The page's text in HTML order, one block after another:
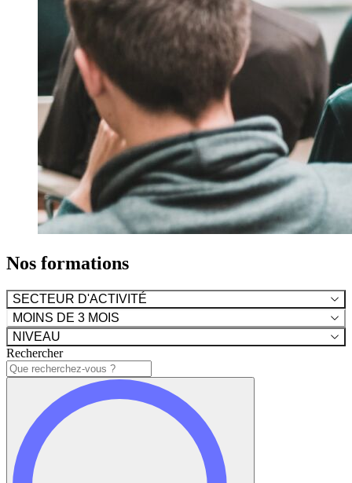
Nos formations
SECTEUR D'ACTIVITÉ
MOINS DE 3 MOIS
NIVEAU
Rechercher